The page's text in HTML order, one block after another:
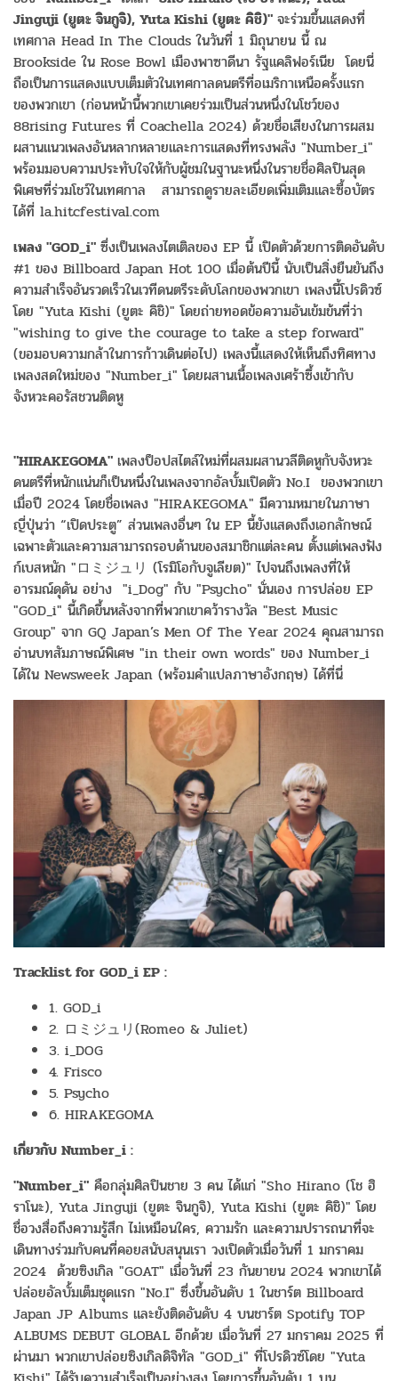
Jinguji (ยูตะ จินกูจิ), Yuta Kishi (ยูตะ คิชิ)" จะร่วมขึ้นแสดงที่
เทศกาล Head In The Clouds ในวันที่ 1 มิถุนายน นี้ ณ
Brookside ใน Rose Bowl เมืองพาซาดีนา รัฐแคลิฟอร์เนีย โดยนี่
ถือเป็นการแสดงแบบเต็มตัวในเทศกาลดนตรีที่อเมริกาเหนือครั้งแรก
ของพวกเขา (ก่อนหน้านี้พวกเขาเคยร่วมเป็นส่วนหนึ่งในโชว์ของ
88rising Futures ที่ Coachella 2024) ด้วยชื่อเสียงในการผสม
ผสานแนวเพลงอันหลากหลายและการแสดงที่ทรงพลัง "Number_i"
พร้อมมอบความประทับใจให้กับผู้ชมในฐานะหนึ่งในรายชื่อศิลปินสุด
พิเศษที่ร่วมโชว์ในเทศกาล สามารถดูรายละเอียดเพิ่มเติมและซื้อบัตร
ได้ที่ la.hitcfestival.com
เพลง "GOD_i" ซึ่งเป็นเพลงไตเติลของ EP นี้ เปิดตัวด้วยการติดอันดับ
#1 ของ Billboard Japan Hot 100 เมื่อต้นปีนี้ นับเป็นสิ่งยืนยันถึง
ความสำเร็จอันรวดเร็วในเวทีดนตรีระดับโลกของพวกเขา เพลงนี้โปรดิวซ์
โดย "Yuta Kishi (ยูตะ คิชิ)" โดยถ่ายทอดข้อความอันเข้มข้นที่ว่า
"wishing to give the courage to take a step forward"
(ขอมอบความกล้าในการก้าวเดินต่อไป) เพลงนี้แสดงให้เห็นถึงทิศทาง
เพลงสดใหม่ของ "Number_i" โดยผสานเนื้อเพลงเศร้าซึ้งเข้ากับ
จังหวะคอรัสชวนติดหู
"HIRAKEGOMA" เพลงป็อปสไตล์ใหม่ที่ผสมผสานวลีติดหูกับจังหวะ
ดนตรีที่หนักแน่นก็เป็นหนึ่งในเพลงจากอัลบั้มเปิดตัว No.I ของพวกเขา
เมื่อปี 2024 โดยชื่อเพลง "HIRAKEGOMA" มีความหมายในภาษา
ญี่ปุ่นว่า “เปิดประตู” ส่วนเพลงอื่นๆ ใน EP นี้ยังแสดงถึงเอกลักษณ์
เฉพาะตัวและความสามารถรอบด้านของสมาชิกแต่ละคน ตั้งแต่เพลงฟัง
ก์เบสหนัก "ロミジュリ (โรมิโอกับจูเลียต)" ไปจนถึงเพลงที่ให้
อารมณ์ดุดัน อย่าง "i_Dog" กับ "Psycho" นั่นเอง การปล่อย EP
"GOD_i" นี้เกิดขึ้นหลังจากที่พวกเขาคว้ารางวัล "Best Music
Group" จาก GQ Japan’s Men Of The Year 2024 คุณสามารถ
อ่านบทสัมภาษณ์พิเศษ "in their own words" ของ Number_i
ได้ใน Newsweek Japan (พร้อมคำแปลภาษาอังกฤษ) ได้ที่นี่
Tracklist for GOD_i EP :
1. GOD_i
2. ロミジュリ(Romeo & Juliet)
3. i_DOG
4. Frisco
5. Psycho
6. HIRAKEGOMA
เกี่ยวกับ Number_i :
"Number_i" คือกลุ่มศิลปินชาย 3 คน ได้แก่ "Sho Hirano (โช ฮิ
ราโนะ), Yuta Jinguji (ยูตะ จินกูจิ), Yuta Kishi (ยูตะ คิชิ)" โดย
ชื่อวงสื่อถึงความรู้สึก ไม่เหมือนใคร, ความรัก และความปรารถนาที่จะ
เดินทางร่วมกับคนที่คอยสนับสนุนเรา วงเปิดตัวเมื่อวันที่ 1 มกราคม
2024 ด้วยซิงเกิล "GOAT" เมื่อวันที่ 23 กันยายน 2024 พวกเขาได้
ปล่อยอัลบั้มเต็มชุดแรก "No.I" ซึ่งขึ้นอันดับ 1 ในชาร์ต Billboard
Japan JP Albums และยังติดอันดับ 4 บนชาร์ต Spotify TOP
ALBUMS DEBUT GLOBAL อีกด้วย เมื่อวันที่ 27 มกราคม 2025 ที่
ผ่านมา พวกเขาปล่อยซิงเกิลดิจิทัล "GOD_i" ที่โปรดิวซ์โดย "Yuta